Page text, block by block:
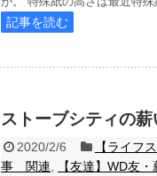
記事を読む
ストーブシティの薪
2020/2/6 【ライフ
事 関連
【友達】WD友